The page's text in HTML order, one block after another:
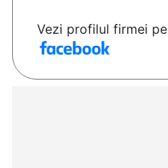
Vezi profilul firmei pe